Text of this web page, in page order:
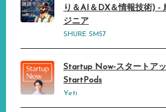
り＆AI＆DX＆情報技術) -
ジニア
SHURE SM57
Startup Now-スタートア
StartPods
Yeti